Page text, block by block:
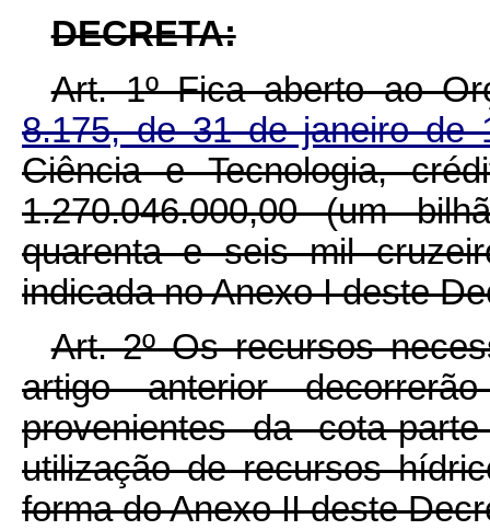
DECRETA:
Art. 1º Fica aberto ao
8.175, de 31 de janeiro de
Ciência e Tecnologia,
1.270.046.000,00 (um
quarenta e seis mil
indicada no Anexo I deste
Art. 2º Os recursos
artigo anterior
provenientes da cota-
utilização de recursos
forma do Anexo II deste